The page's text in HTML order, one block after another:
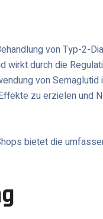
von Typ-2-
wirkt durch die
von
zu erzielen und
bietet die